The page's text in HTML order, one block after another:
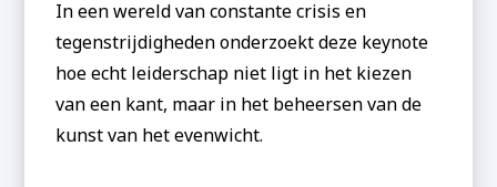
In een wereld van constante crisis en
tegenstrijdigheden onderzoekt deze keynote
hoe echt leiderschap niet ligt in het kiezen
van een kant, maar in het beheersen van de
kunst van het evenwicht.